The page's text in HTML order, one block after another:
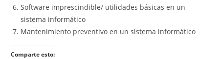
Software imprescindible/ utilidades básicas en un
sistema informático
Mantenimiento preventivo en un sistema informático
Comparte esto: